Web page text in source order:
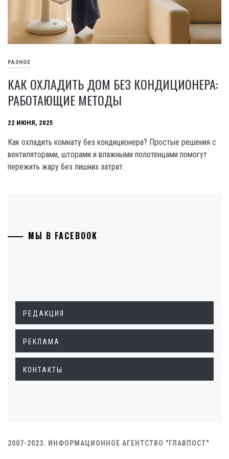
РАЗНОЕ
КАК ОХЛАДИТЬ ДОМ БЕЗ КОНДИЦИОНЕРА:
РАБОТАЮЩИЕ МЕТОДЫ
22 ИЮНЯ, 2025
Как охладить комнату без кондиционера? Простые решения с
вентиляторами, шторами и влажными полотенцами помогут
пережить жару без лишних затрат.
МЫ В FACEBOOK
РЕДАКЦИЯ
РЕКЛАМА
КОНТАКТЫ
2007-2023. ИНФОРМАЦИОННОЕ АГЕНТСТВО "ГЛАВПОСТ"